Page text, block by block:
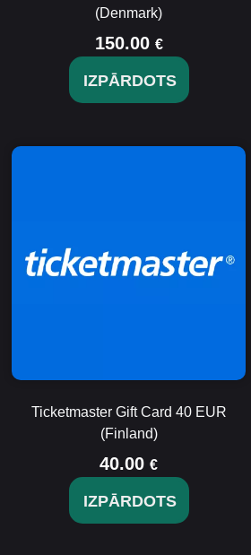
(Denmark)
150.00 €
IZPĀRDOTS
Ticketmaster Gift Card 40 EUR
(Finland)
40.00 €
IZPĀRDOTS